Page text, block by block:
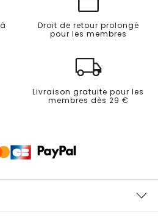
Droit de retour prolongé
pour les membres
Livraison gratuite pour les
membres dès 29 €